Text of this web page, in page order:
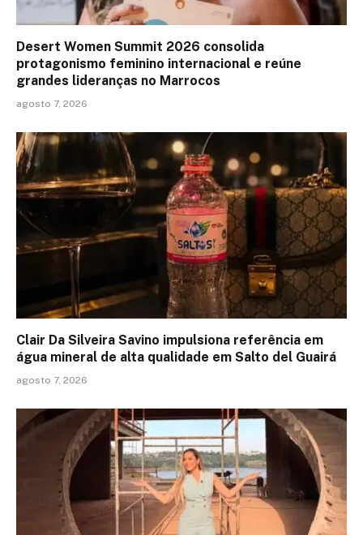
Desert Women Summit 2026 consolida
protagonismo feminino internacional e reúne
grandes lideranças no Marrocos
agosto 7, 2026
Clair Da Silveira Savino impulsiona referência em
água mineral de alta qualidade em Salto del Guairá
agosto 7, 2026